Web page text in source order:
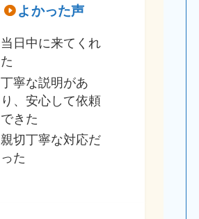
よかった声
当日中に来てくれ
た
丁寧な説明があ
り、安心して依頼
できた
親切丁寧な対応だ
った